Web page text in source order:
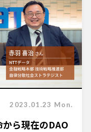
2023.01.23 Mon.
ら現在のDAO